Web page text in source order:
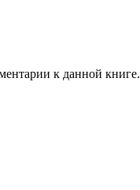
к данной книге.